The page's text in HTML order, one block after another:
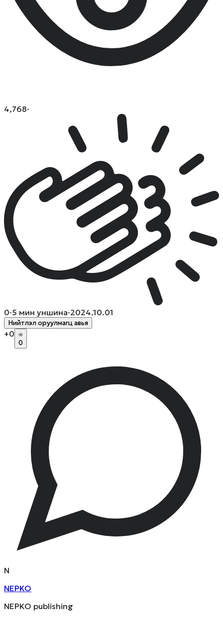
4,768·
0·5 мин уншина·2024.10.01
Нийтлэл оруулмагц авья
+0
0
N
NEPKO
NEPKO publishing